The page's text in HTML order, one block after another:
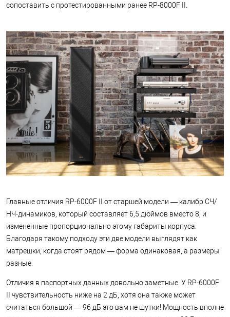
сопоставить с протестированными ранее RP-8000F II.
Главные отличия RP-6000F II от старшей модели — калибр СЧ/
НЧ-динамиков, который составляет 6,5 дюймов вместо 8, и
измененные пропорционально этому габариты корпуса.
Благодаря такому подходу эти две модели выглядят как
матрешки, когда стоят рядом — форма одинаковая, а размеры
разные.
Отличия в паспортных данных довольно заметные. У RP-6000F
II чувствительность ниже на 2 дБ, хотя она также может
считаться большой — 96 дБ это вам не шутки! Мощность вполне